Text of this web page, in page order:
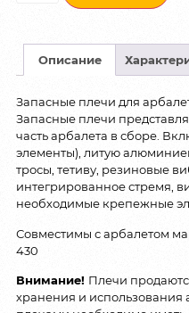
Описание
Запасные плечи для
Запасные плечи
часть арбалета в сборе.
элементы), литую
тросы, тетиву, резиновые
интегрированное стремя,
необходимые крепежные
Совместимы с арбалетом
430
Внимание! Плечи
хранения и использования